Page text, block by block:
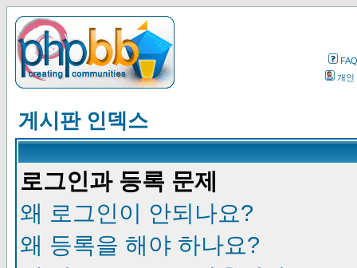
FAQ
개인
게시판 인덱스
로그인과 등록 문제
왜 로그인이 안되나요?
왜 등록을 해야 하나요?